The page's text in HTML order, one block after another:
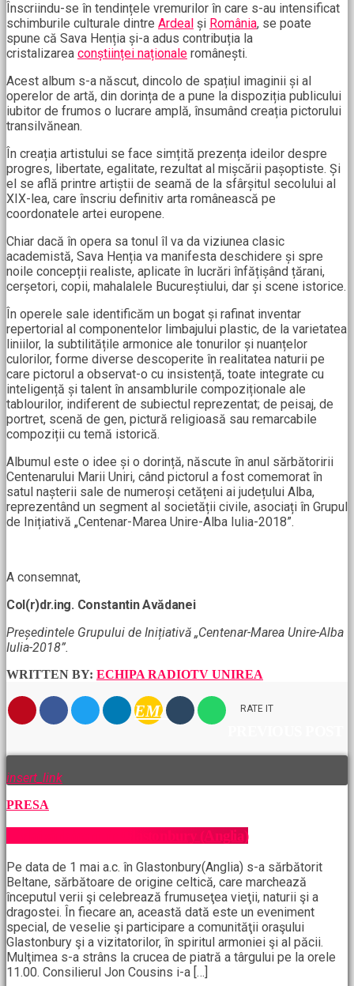
Înscriindu-se în tendințele vremurilor în care s-au intensificat
schimburile culturale dintre Ardeal și România, se poate
spune că Sava Henția și-a adus contribuția la
cristalizarea conștiinței naționale românești.
Acest album s-a născut, dincolo de spațiul imaginii și al
operelor de artă, din dorința de a pune la dispoziția publicului
iubitor de frumos o lucrare amplă, însumând creația pictorului
transilvănean.
În creația artistului se face simțită prezența ideilor despre
progres, libertate, egalitate, rezultat al mișcării pașoptiste. Și
el se află printre artiștii de seamă de la sfârșitul secolului al
XIX-lea, care înscriu definitiv arta românească pe
coordonatele artei europene.
Chiar dacă în opera sa tonul îl va da viziunea clasic
academistă, Sava Henția va manifesta deschidere și spre
noile concepții realiste, aplicate în lucrări înfățișând țărani,
cerșetori, copii, mahalalele Bucureștiului, dar și scene istorice.
În operele sale identificăm un bogat și rafinat inventar
repertorial al componentelor limbajului plastic, de la varietatea
liniilor, la subtilitățile armonice ale tonurilor și nuanțelor
culorilor, forme diverse descoperite în realitatea naturii pe
care pictorul a observat-o cu insistență, toate integrate cu
inteligență și talent în ansamblurile compoziționale ale
tablourilor, indiferent de subiectul reprezentat; de peisaj, de
portret, scenă de gen, pictură religioasă sau remarcabile
compoziții cu temă istorică.
Albumul este o idee și o dorință, născute în anul sărbătoririi
Centenarului Marii Uniri, când pictorul a fost comemorat în
satul nașterii sale de numeroși cetățeni ai județului Alba,
reprezentând un segment al societății civile, asociați în Grupul
de Inițiativă „Centenar-Marea Unire-Alba Iulia-2018”.
A consemnat,
Col(r)dr.ing. Constantin Avădanei
Președintele Grupului de Inițiativă „Centenar-Marea Unire-Alba
Iulia-2018”.
WRITTEN BY: ECHIPA RADIOTV UNIREA
EMAIL RATE IT
insert_link
PRESA
1 Mai sărbătorit în Glastonbury (Anglia)
Pe data de 1 mai a.c. în Glastonbury(Anglia) s-a sărbătorit
Beltane, sărbătoare de origine celtică, care marchează
începutul verii şi celebrează frumuseţea vieţii, naturii şi a
dragostei. În fiecare an, această dată este un eveniment
special, de veselie şi participare a comunităţii oraşului
Glastonbury şi a vizitatorilor, în spiritul armoniei şi al păcii.
Mulţimea s-a strâns la crucea de piatră a târgului pe la orele
11.00. Consilierul Jon Cousins i-a […]